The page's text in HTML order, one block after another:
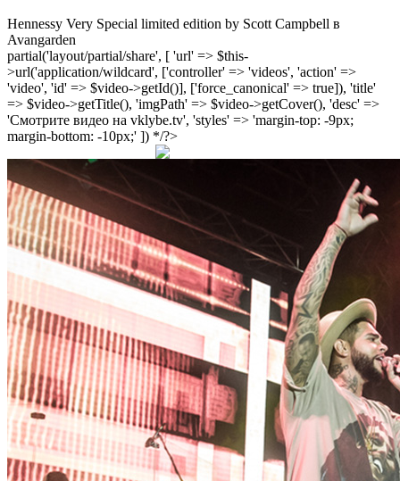
Hennessy Very Special limited edition by Scott Campbell в
Avangarden
partial('layout/partial/share', [ 'url' => $this-
>url('application/wildcard', ['controller' => 'videos', 'action' =>
'video', 'id' => $video->getId()], ['force_canonical' => true]), 'title'
=> $video->getTitle(), 'imgPath' => $video->getCover(), 'desc' =>
'Смотрите видео на vklybe.tv', 'styles' => 'margin-top: -9px;
margin-bottom: -10px;' ]) */?>